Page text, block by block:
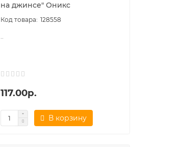
на джинсе" Оникс
128558
117.00р.
В корзину